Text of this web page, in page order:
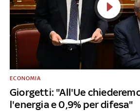
Giorgetti: "All'Ue
l'energia e 0,9% per difesa"
ECONOMIA